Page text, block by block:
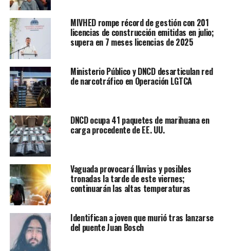
MIVHED rompe récord de gestión con 201
licencias de construcción emitidas en julio;
supera en 7 meses licencias de 2025
Ministerio Público y DNCD desarticulan red
de narcotráfico en Operación LGTCA
DNCD ocupa 41 paquetes de marihuana en
carga procedente de EE. UU.
Vaguada provocará lluvias y posibles
tronadas la tarde de este viernes;
continuarán las altas temperaturas
Identifican a joven que murió tras lanzarse
del puente Juan Bosch